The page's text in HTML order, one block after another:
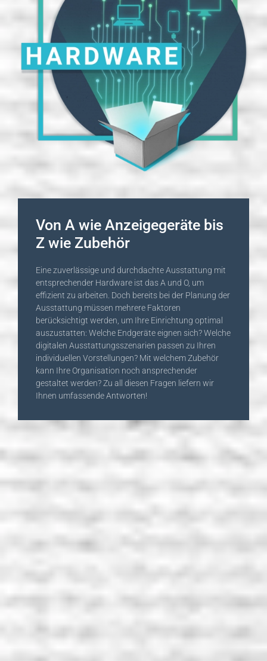
Von A wie Anzeigegeräte bis
Z wie Zubehör
Eine zuverlässige und durchdachte Ausstattung mit
entsprechender Hardware ist das A und O, um
effizient zu arbeiten. Doch bereits bei der Planung der
Ausstattung müssen mehrere Faktoren
berücksichtigt werden, um Ihre Einrichtung optimal
auszustatten: Welche Endgeräte eignen sich? Welche
digitalen Ausstattungsszenarien passen zu Ihren
individuellen Vorstellungen? Mit welchem Zubehör
kann Ihre Organisation noch ansprechender
gestaltet werden? Zu all diesen Fragen liefern wir
Ihnen umfassende Antworten!